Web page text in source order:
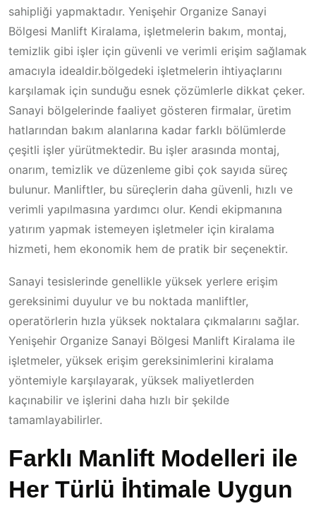
sahipliği yapmaktadır. Yenişehir Organize Sanayi
Bölgesi Manlift Kiralama, işletmelerin bakım, montaj,
temizlik gibi işler için güvenli ve verimli erişim sağlamak
amacıyla idealdir.bölgedeki işletmelerin ihtiyaçlarını
karşılamak için sunduğu esnek çözümlerle dikkat çeker.
Sanayi bölgelerinde faaliyet gösteren firmalar, üretim
hatlarından bakım alanlarına kadar farklı bölümlerde
çeşitli işler yürütmektedir. Bu işler arasında montaj,
onarım, temizlik ve düzenleme gibi çok sayıda süreç
bulunur. Manliftler, bu süreçlerin daha güvenli, hızlı ve
verimli yapılmasına yardımcı olur. Kendi ekipmanına
yatırım yapmak istemeyen işletmeler için kiralama
hizmeti, hem ekonomik hem de pratik bir seçenektir.
Sanayi tesislerinde genellikle yüksek yerlere erişim
gereksinimi duyulur ve bu noktada manliftler,
operatörlerin hızla yüksek noktalara çıkmalarını sağlar.
Yenişehir Organize Sanayi Bölgesi Manlift Kiralama ile
işletmeler, yüksek erişim gereksinimlerini kiralama
yöntemiyle karşılayarak, yüksek maliyetlerden
kaçınabilir ve işlerini daha hızlı bir şekilde
tamamlayabilirler.
Farklı Manlift Modelleri ile
Her Türlü İhtimale Uygun